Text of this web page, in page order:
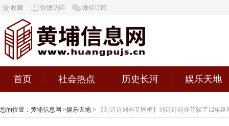
收藏 快捷访问 微信订阅
首页 社会热点 历史长河 娱乐天地
您的位置： 黄埔信息网 >娱乐天地 > 【刘诗诗刘亦菲同框】刘诗诗刘亦菲躲了12年